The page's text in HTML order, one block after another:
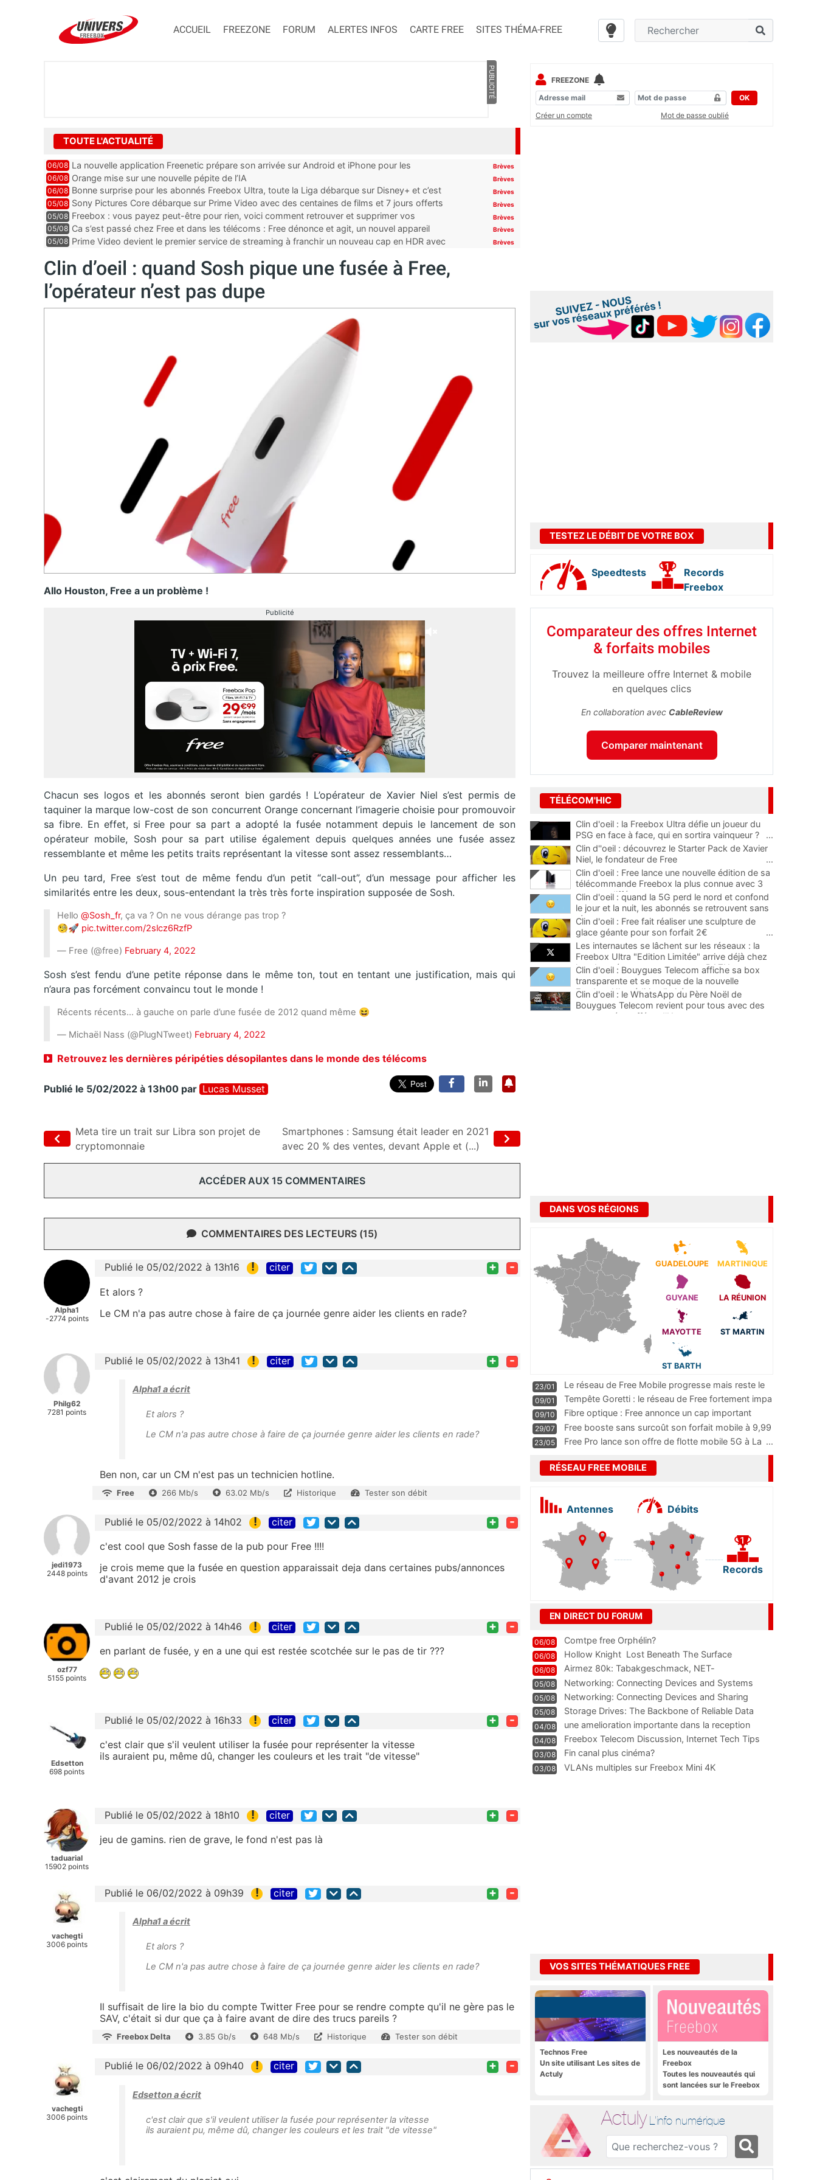
ACCUEIL FREEZONE FORUM ALERTES INFOS CARTE FREE SITES THÉMA-FREE
PUBLICITÉ
TOUTE L'ACTUALITÉ
06/08 La nouvelle application Freenetic prépare son arrivée sur Android et iPhone pour les
abonnés Freebox, testez la
Brèves
06/08 Orange mise sur une nouvelle pépite de l’IA Brèves
06/08 Bonne surprise pour les abonnés Freebox Ultra, toute la Liga débarque sur Disney+ et c’est
inclus
Brèves
05/08 Sony Pictures Core débarque sur Prime Video avec des centaines de films et 7 jours offerts Brèves
05/08 Freebox : vous payez peut-être pour rien, voici comment retrouver et supprimer vos
abonnements TV oubliés
Brèves
05/08 Ca s’est passé chez Free et dans les télécoms : Free dénonce et agit, un nouvel appareil
pointe le bout de...
Brèves
05/08 Prime Video devient le premier service de streaming à franchir un nouveau cap en HDR avec
Brèves
Clin d’oeil : quand Sosh pique une fusée à Free,
l’opérateur n’est pas dupe
Allo Houston, Free a un problème !
Publicité
Chacun ses logos et les abonnés seront bien gardés ! L’opérateur de Xavier Niel s’est permis de
taquiner la marque low-cost de son concurrent Orange concernant l’imagerie choisie pour promouvoir
sa fibre. En effet, si Free pour sa part a adopté la fusée notamment depuis le lancement de son
opérateur mobile, Sosh pour sa part utilise également depuis quelques années une fusée assez
ressemblante et même les petits traits représentant la vitesse sont assez ressemblants…
Un peu tard, Free s’est tout de même fendu d’un petit “call-out”, d’un message pour afficher les
similarités entre les deux, sous-entendant la très très forte inspiration supposée de Sosh.
Hello @Sosh_fr, ça va ? On ne vous dérange pas trop ?
🧐🚀 pic.twitter.com/2slcz6RzfP
— Free (@free) February 4, 2022
Sosh s’est fendu d’une petite réponse dans le même ton, tout en tentant une justification, mais qui
n’aura pas forcément convaincu tout le monde !
Récents récents… à gauche on parle d’une fusée de 2012 quand même 😆
— Michaël Nass (@PlugNTweet) February 4, 2022
Retrouvez les dernières péripéties désopilantes dans le monde des télécoms
Publié le 5/02/2022 à 13h00 par Lucas Musset
Meta tire un trait sur Libra son projet de
cryptomonnaie
Smartphones : Samsung était leader en 2021
avec 20 % des ventes, devant Apple et (...)
ACCÉDER AUX 15 COMMENTAIRES
COMMENTAIRES DES LECTEURS (15)
Alpha1
-2774 points
Publié le 05/02/2022 à 13h16 ! citer + -
Et alors ?
Le CM n'a pas autre chose à faire de ça journée genre aider les clients en rade?
Philg62
7281 points
Publié le 05/02/2022 à 13h41 ! citer + -
Alpha1 a écrit
Et alors ?
Le CM n'a pas autre chose à faire de ça journée genre aider les clients en rade?
Ben non, car un CM n'est pas un technicien hotline.
Free 266 Mb/s 63.02 Mb/s Historique Tester son débit
jedi1973
2448 points
Publié le 05/02/2022 à 14h02 ! citer + -
c'est cool que Sosh fasse de la pub pour Free !!!!
je crois meme que la fusée en question apparaissait deja dans certaines pubs/annonces
d'avant 2012 je crois
ozf77
5155 points
Publié le 05/02/2022 à 14h46 ! citer + -
en parlant de fusée, y en a une qui est restée scotchée sur le pas de tir ???
Edsetton
698 points
Publié le 05/02/2022 à 16h33 ! citer + -
c'est clair que s'il veulent utiliser la fusée pour représenter la vitesse
ils auraient pu, même dû, changer les couleurs et les trait "de vitesse"
taduarial
15902 points
Publié le 05/02/2022 à 18h10 ! citer + -
jeu de gamins. rien de grave, le fond n'est pas là
vachegti
3006 points
Publié le 06/02/2022 à 09h39 ! citer + -
Alpha1 a écrit
Et alors ?
Le CM n'a pas autre chose à faire de ça journée genre aider les clients en rade?
Il suffisait de lire la bio du compte Twitter Free pour se rendre compte qu'il ne gère pas le
SAV, c'était si dur que ça à faire avant de dire des trucs pareils ?
Freebox Delta 3.85 Gb/s 648 Mb/s Historique Tester son débit
vachegti
3006 points
Publié le 06/02/2022 à 09h40 ! citer + -
Edsetton a écrit
c'est clair que s'il veulent utiliser la fusée pour représenter la vitesse
ils auraient pu, même dû, changer les couleurs et les trait "de vitesse"
FREEZONE
OK
Créer un compte
Mot de passe oublié
TESTEZ LE DÉBIT DE VOTRE BOX
Speedtests
Records
Freebox
Comparateur des offres Internet
& forfaits mobiles
Trouvez la meilleure offre Internet & mobile
en quelques clics
En collaboration avec CableReview
Comparer maintenant
TÉLÉCOM'HIC
Clin d'oeil : la Freebox Ultra défie un joueur du
PSG en face à face, qui en sortira vainqueur ?
...
Clin d''oeil : découvrez le Starter Pack de Xavier
Niel, le fondateur de Free
...
Clin d'oeil : Free lance une nouvelle édition de sa
télécommande Freebox la plus connue avec 3
saveurs différentes
...
Clin d'oeil : quand la 5G perd le nord et confond
le jour et la nuit, les abonnés se retrouvent sans
réseau
Clin d'oeil : Free fait réaliser une sculpture de
glace géante pour son forfait 2€
...
Les internautes se lâchent sur les réseaux : la
Freebox Ultra "Edition Limitée" arrive déjà chez
les abonnés, carton rouge pour DAZN
Clin d'oeil : Bouygues Telecom affiche sa box
transparente et se moque de la nouvelle
Freebox Ultra édition limitée
Clin d'oeil : le WhatsApp du Père Noël de
Bouygues Telecom revient pour tous avec des
nouveautés truffées d'IA
DANS VOS RÉGIONS
GUADELOUPE MARTINIQUE
GUYANE LA RÉUNION
MAYOTTE ST MARTIN
ST BARTH
23/01
Le réseau de Free Mobile progresse mais reste le
m
...
09/01
Tempête Goretti : le réseau de Free fortement impa
09/10
Fibre optique : Free annonce un cap important
pass
...
29/07
Free booste sans surcoût son forfait mobile à 9,99
23/05 Free Pro lance son offre de flotte mobile 5G à La ...
RÉSEAU FREE MOBILE
Antennes Débits
Records
EN DIRECT DU FORUM
06/08 Comtpe free Orphélin?
06/08 Hollow Knight  Lost Beneath The Surface
06/08
Airmez 80k: Tabakgeschmack, NET-
Technologie und Leistung im
05/08 Networking: Connecting Devices and Systems
05/08
Networking: Connecting Devices and Sharing
Information
05/08
Storage Drives: The Backbone of Reliable Data
Management
04/08
une amelioration importante dans la reception
WIFI
04/08
Freebox Telecom Discussion, Internet Tech Tips
Communi
03/08 Fin canal plus cinéma?
03/08 VLANs multiples sur Freebox Mini 4K
VOS SITES THÉMATIQUES FREE
Technos Free
Un site utilisant Les sites de
Actuly
Les nouveautés de la
Freebox
Toutes les nouveautés qui
sont lancées sur le Freebox
Actuly L'info numérique